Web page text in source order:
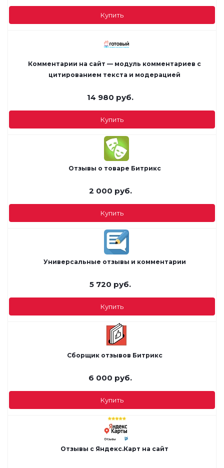
Купить
Комментарии на сайт — модуль комментариев с
цитированием текста и модерацией
14 980 руб.
Купить
Отзывы о товаре Битрикс
2 000 руб.
Купить
Универсальные отзывы и комментарии
5 720 руб.
Купить
Сборщик отзывов Битрикс
6 000 руб.
Купить
Отзывы с Яндекс.Карт на сайт